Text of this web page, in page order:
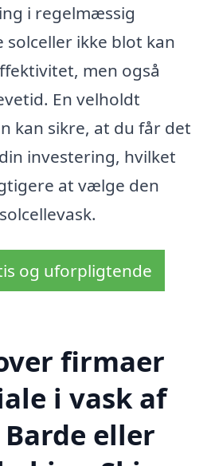
i regelmæssig
ikke blot kan
men også
En velholdt
kan sikre, at du får det
investering, hvilket
at vælge den
og uforpligtende
firmaer
i vask af
eller